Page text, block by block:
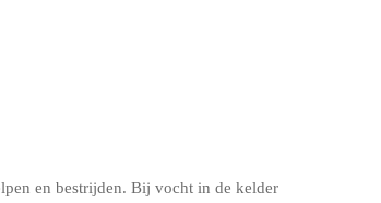
en bestrijden. Bij vocht in de kelder